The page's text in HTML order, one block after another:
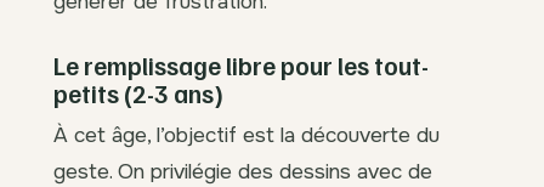
Le remplissage libre pour les tout-
petits (2-3 ans)
À cet âge, l’objectif est la découverte du
geste. On privilégie des dessins avec de